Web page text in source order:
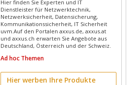
Hier finden Sie Experten und IT
Dienstleister für Netzwerktechnik,
Netzwerksicherheit, Datensicherung,
Kommunikationssicherheit, IT Sicherheit
uvm.Auf den Portalen axxus.de, axxus.at
und axxus.ch erwarten Sie Angebote aus
Deutschland, Österreich und der Schweiz.
Ad hoc Themen
Hier werben Ihre Produkte